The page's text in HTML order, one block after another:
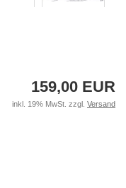
159,00 EUR
inkl. 19% MwSt. zzgl. Versand